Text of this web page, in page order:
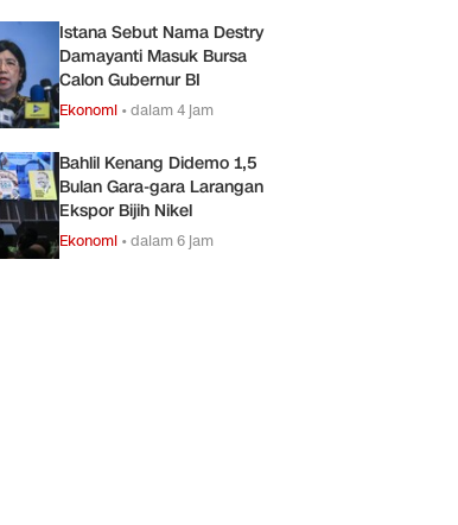
Istana Sebut Nama Destry
Damayanti Masuk Bursa
Calon Gubernur BI
Ekonomi •dalam 4 jam
Bahlil Kenang Didemo 1,5
Bulan Gara-gara Larangan
Ekspor Bijih Nikel
Ekonomi •dalam 6 jam